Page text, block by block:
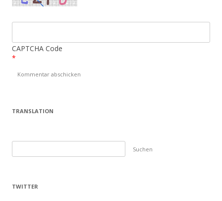
CAPTCHA Code
*
TRANSLATION
u
h
TWITTER